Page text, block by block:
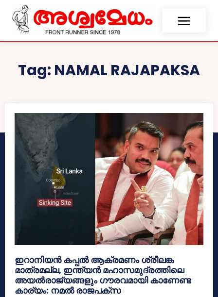
Tag: NAMAL RAJAPAKSA
ഇറാനിയൻ കപ്പൽ ആക്രമണം ശ്രീലങ്ക
മാത്രമല്ല, ഇന്ത്യൻ മഹാസമുദ്രത്തിലെ
അയൽരാജ്യങ്ങളും ഗൗരവമായി കാണേണ്ട
കാര്യം: നമൽ രാജപക്സ